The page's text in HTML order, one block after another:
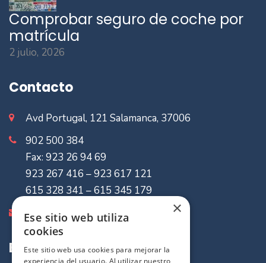
Comprobar seguro de coche por
matrícula
2 julio, 2026
Contacto
Avd Portugal, 121 Salamanca, 37006
902 500 384
Fax: 923 26 94 69
923 267 416 – 923 617 121
615 328 341 – 615 345 179
info@mvaseguradores.com
Enlaces de Interes
×
Ese sitio web utiliza
cookies
Este sitio web usa cookies para mejorar la
experiencia del usuario. Al utilizar nuestro